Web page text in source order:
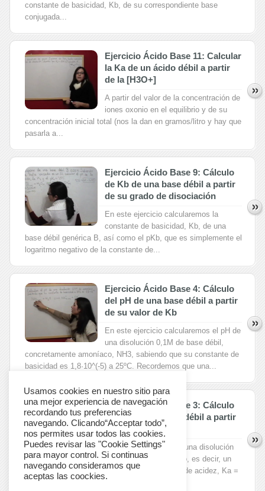
constante de basicidad, Kb, de su correspondiente base
conjugada...
Ejercicio Ácido Base 11: Calcular
la Ka de un ácido débil a partir
de la [H3O+]
A partir del valor de la concentración de
iones oxonio en el equilibrio y de su
concentración inicial total (nos la dan en gramos/litro y hay que
pasarla a...
Ejercicio Ácido Base 9: Cálculo
de Kb de una base débil a partir
de su grado de disociación
En este ejercicio calcularemos la
constante de basicidad, Kb, de una
base débil genérica B, así como el pKb, que es simplemente el
logaritmo negativo de la constante de...
Ejercicio Ácido Base 4: Cálculo
del pH de una base débil a partir
de su valor de Kb
En este ejercicio calcularemos el pH de
una disolución 0,1M de base débil,
concretamente amoníaco, NH3, sabiendo que su constante de
basicidad es 1,8·10^(-5) a 25ºC. Recordemos que una...
Ejercicio Ácido Base 3: Cálculo
del pH de un ácido débil a partir
del valor de Ka
Calcularemos el pH de una disolución
0,05 M de ácido acético, es decir, un
ácido débil, sabiendo el valor de su constante de acidez, Ka =
1,79·10^(-5). Recordemos que...
Usamos cookies en nuestro sitio para
una mejor experiencia de navegación
recordando tus preferencias
navegando. Clicando“Acceptar todo”,
nos permites usar todos las cookies.
Puedes revisar las "Cookie Settings"
para mayor control. Si continuas
navegando consideramos que
aceptas las coockies.